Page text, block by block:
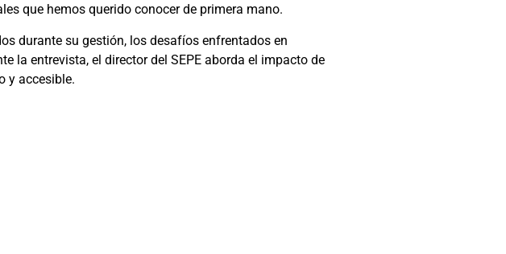
que hemos querido conocer de primera mano.
durante su gestión, los desafíos enfrentados en
la entrevista, el director del SEPE aborda el impacto de
y accesible.